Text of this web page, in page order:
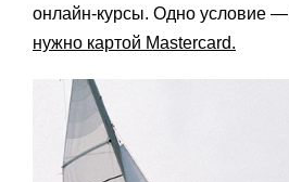
онлайн-курсы. Одно условие —
нужно картой Mastercard.